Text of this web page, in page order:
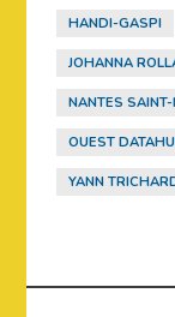
HANDI-GASPI
JOHANNA
NANTES
OUEST
YANN